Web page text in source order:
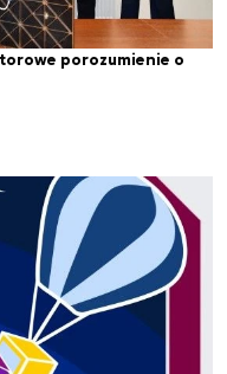
porozumienie o